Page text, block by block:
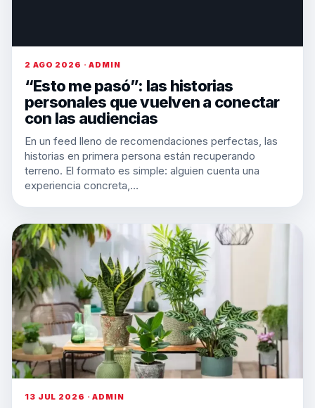
2 AGO 2026 · ADMIN
“Esto me pasó”: las historias
personales que vuelven a conectar
con las audiencias
En un feed lleno de recomendaciones perfectas, las
historias en primera persona están recuperando
terreno. El formato es simple: alguien cuenta una
experiencia concreta,…
13 JUL 2026 · ADMIN